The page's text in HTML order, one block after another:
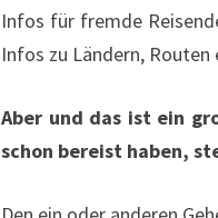
Infos für fremde
Infos zu Ländern,
Aber und das ist ein
schon bereist haben,